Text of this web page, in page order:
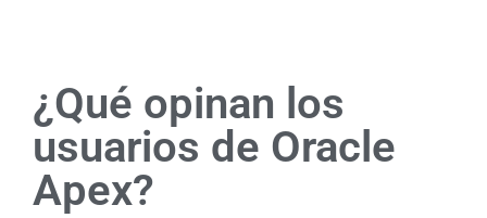
¿Qué opinan los
usuarios de Oracle
Apex?